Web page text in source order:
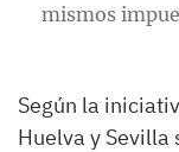
mismos
Según la
Huelva y Sevilla